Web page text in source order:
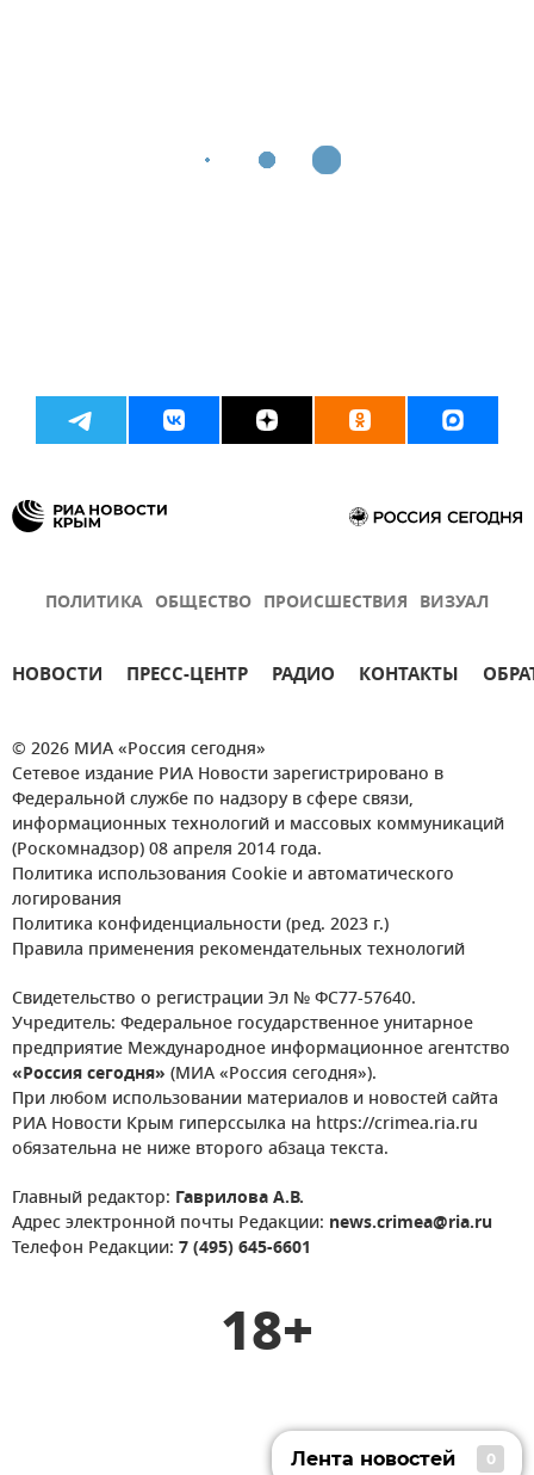
ПОЛИТИКА ОБЩЕСТВО ПРОИСШЕСТВИЯ ВИЗУАЛ
НОВОСТИ ПРЕСС-ЦЕНТР РАДИО КОНТАКТЫ
© 2026 МИА «Россия сегодня»
Сетевое издание РИА Новости зарегистрировано в
Федеральной службе по надзору в сфере связи,
информационных технологий и массовых коммуникаций
(Роскомнадзор) 08 апреля 2014 года.
Политика использования Cookie и автоматического
логирования
Политика конфиденциальности (ред. 2023 г.)
Правила применения рекомендательных технологий
Свидетельство о регистрации Эл № ФС77-57640.
Учредитель: Федеральное государственное унитарное
предприятие Международное информационное агентство
«Россия сегодня» (МИА «Россия сегодня»).
При любом использовании материалов и новостей сайта
РИА Новости Крым гиперссылка на https://crimea.ria.ru
обязательна не ниже второго абзаца текста.
Главный редактор: Гаврилова А.В.
Адрес электронной почты Редакции: news.crimea@ria.ru
Телефон Редакции: 7 (495) 645-6601
18+
Лента новостей 0